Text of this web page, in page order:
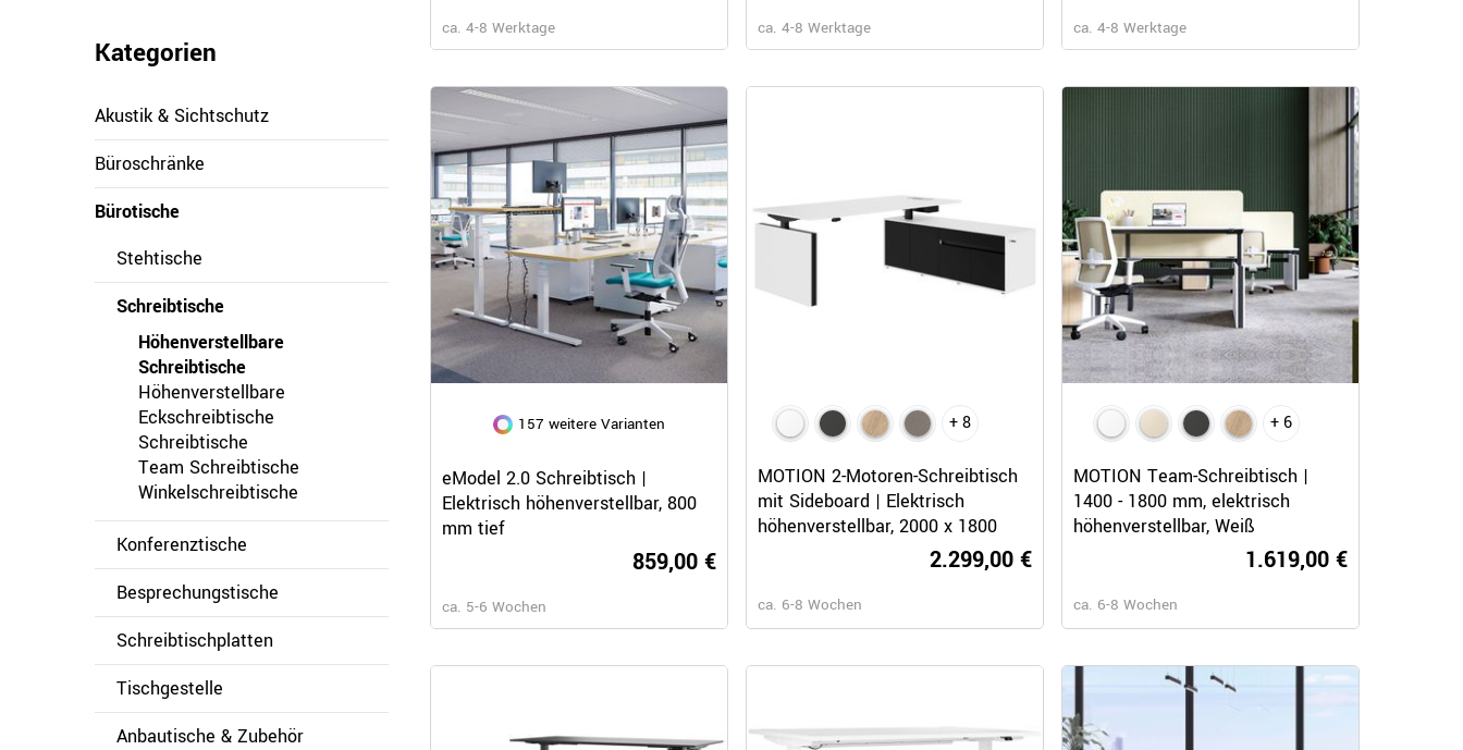
Kategorien
Akustik & Sichtschutz
Büroschränke
Bürotische
Stehtische
Schreibtische
Höhenverstellbare
Schreibtische
Höhenverstellbare
Eckschreibtische
Schreibtische
Team Schreibtische
Winkelschreibtische
Konferenztische
Besprechungstische
Schreibtischplatten
Tischgestelle
Anbautische & Zubehör
ca. 4-8 Werktage ca. 4-8 Werktage ca. 4-8 Werktage
157 weitere Varianten
eModel 2.0 Schreibtisch |
Elektrisch höhenverstellbar, 800
mm tief
859,00 €
ca. 5-6 Wochen
+ 8
MOTION 2-Motoren-Schreibtisch
mit Sideboard | Elektrisch
höhenverstellbar, 2000 x 1800
2.299,00 €
ca. 6-8 Wochen
+ 6
MOTION Team-Schreibtisch |
1400 - 1800 mm, elektrisch
höhenverstellbar, Weiß
1.619,00 €
ca. 6-8 Wochen